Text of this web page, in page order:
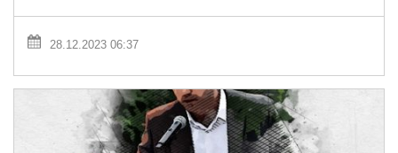
28.12.2023 06:37